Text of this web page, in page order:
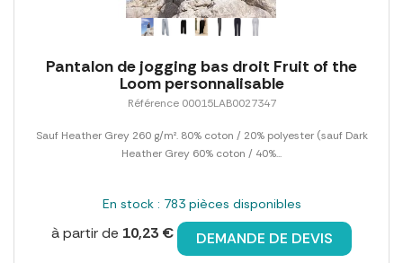
Pantalon de jogging bas droit Fruit of the
Loom personnalisable
Référence 00015LAB0027347
Sauf Heather Grey 260 g/m². 80% coton / 20% polyester (sauf Dark
Heather Grey 60% coton / 40%...
En stock : 783 pièces disponibles
à partir de 10,23 € DEMANDE DE DEVIS